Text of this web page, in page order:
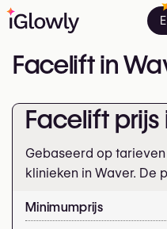
Facelift in
Facelift prijs
Gebaseerd op
klinieken in Waver. De
Minimumprijs